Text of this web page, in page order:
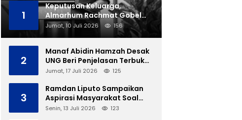
1
Keputusan Keluarga,
Almarhum Rachmat Gobel
Dimakamkan di TMP Kalibata
Jumat, 10 Juli 2026 156
2
Manaf Abidin Hamzah Desak
UNG Beri Penjelasan Terbuka
Soal Polemik Ujian Skripsi
Jumat, 17 Juli 2026 125
3
Ramdan Liputo Sampaikan
Aspirasi Masyarakat Soal
LGBT di Hadapan Gubernur
Senin, 13 Juli 2026 123